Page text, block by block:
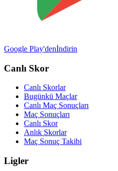
Google Play'denİndirin
Canlı Skor
Canlı Skorlar
Bugünkü Maçlar
Canlı Maç Sonuçları
Maç Sonuçları
Canlı Skor
Anlık Skorlar
Maç Sonuç Takibi
Ligler